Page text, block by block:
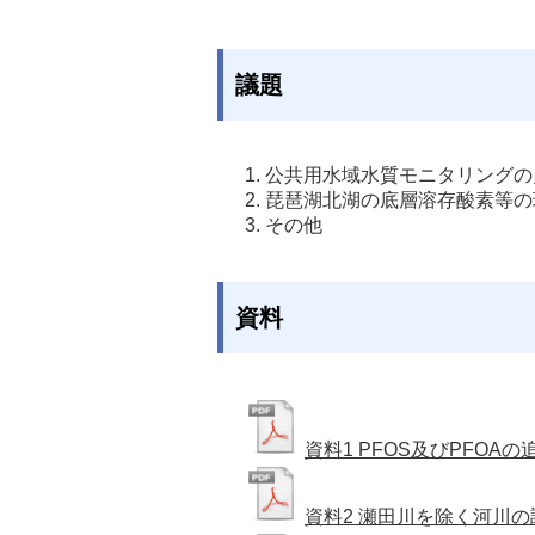
議題
公共用水域水質モニタリング
琵琶湖北湖の底層溶存酸素等
その他
資料
資料1 PFOS及びPFOAの
資料2 瀬田川を除く河川